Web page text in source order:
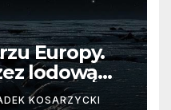
Europy.
lodową
KOSARZYCKI